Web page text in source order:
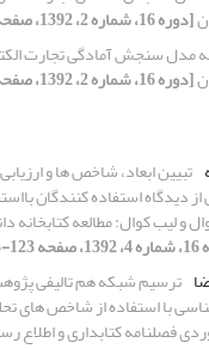
[دوره 16، شماره 2، 1392، صفحه 49-76]
مدل سنجش آمادگی تجارت
[دوره 16، شماره 2، 1392، صفحه 49-76]
تبیین ابعاد، شاخص ها و
دیدگاه استفاده کنندگان
لیب کوال: مطالعه کتابخانه
143]
ترسیم شبکه هم تالیفی
با استفاده از شاخص های
فصلنامه کتابداری و اطلاع